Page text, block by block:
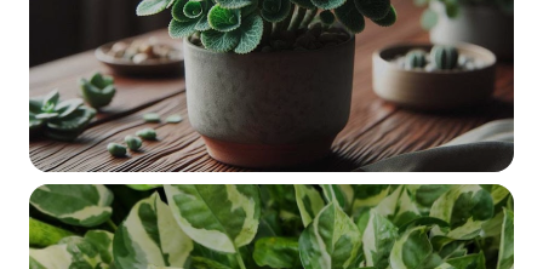
ขยายพันธุ์พืช
ขยายพันธุ์ต้นไม้จากใบเดียว